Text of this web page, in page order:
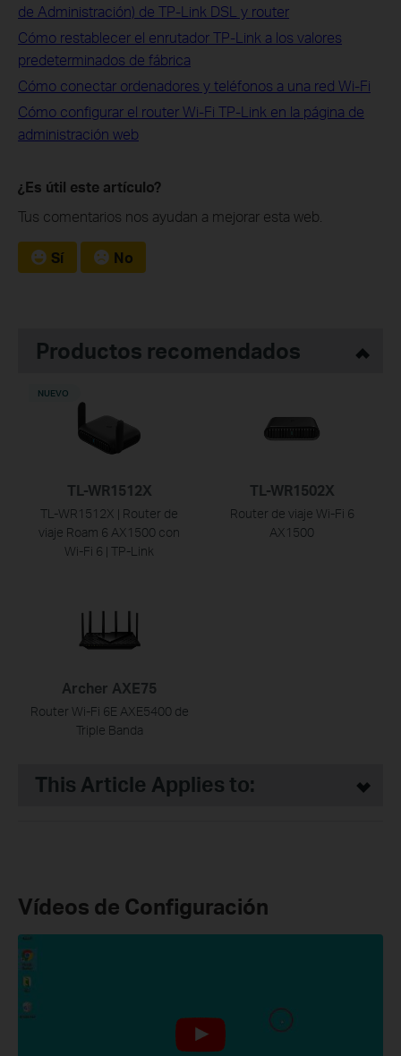
de Administración) de TP-Link DSL y router
Cómo restablecer el enrutador TP-Link a los valores
predeterminados de fábrica
Cómo conectar ordenadores y teléfonos a una red Wi-Fi
Cómo configurar el router Wi-Fi TP-Link en la página de
administración web
¿Es útil este artículo?
Tus comentarios nos ayudan a mejorar esta web.
Sí No
Productos recomendados
TL-WR1512X
TL-WR1512X | Router de
viaje Roam 6 AX1500 con
Wi-Fi 6 | TP-Link
NUEVO
TL-WR1502X
Router de viaje Wi-Fi 6
AX1500
Archer AXE75
Router Wi-Fi 6E AXE5400 de
Triple Banda
This Article Applies to:
Vídeos de Configuración